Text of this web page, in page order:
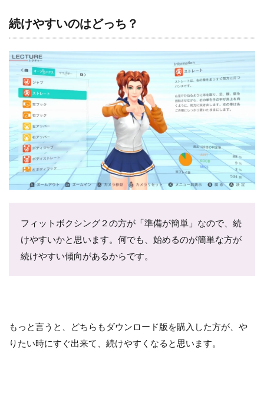
続けやすいのはどっち？
フィットボクシング２の方が「準備が簡単」なので、続
けやすいかと思います。何でも、始めるのが簡単な方が
続けやすい傾向があるからです。
もっと言うと、どちらもダウンロード版を購入した方が、や
りたい時にすぐ出来て、続けやすくなると思います。